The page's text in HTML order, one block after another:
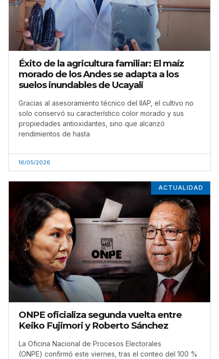
Éxito de la agricultura familiar: El maíz
morado de los Andes se adapta a los
suelos inundables de Ucayali
Gracias al asesoramiento técnico del IIAP, el cultivo no
solo conservó su característico color morado y sus
propiedades antioxidantes, sino que alcanzó
rendimientos de hasta
16/05/2026
ACTUALIDAD
ONPE oficializa segunda vuelta entre
Keiko Fujimori y Roberto Sánchez
La Oficina Nacional de Procesos Electorales
(ONPE) confirmó este viernes, tras el conteo del 100 %